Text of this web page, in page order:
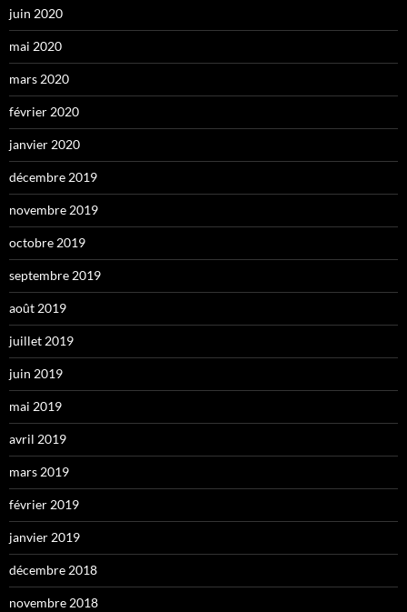
juin 2020
mai 2020
mars 2020
février 2020
janvier 2020
décembre 2019
novembre 2019
octobre 2019
septembre 2019
août 2019
juillet 2019
juin 2019
mai 2019
avril 2019
mars 2019
février 2019
janvier 2019
décembre 2018
novembre 2018